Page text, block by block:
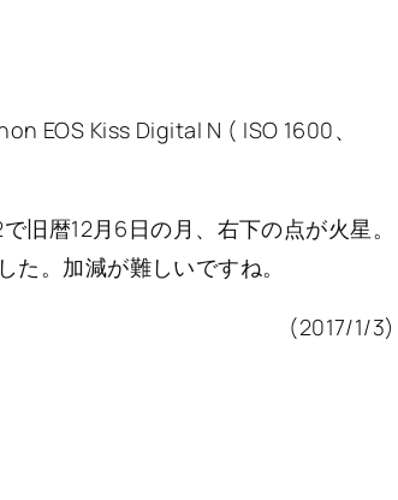
EOS Kiss Digital N ( ISO 1600、
旧暦12月6日の月、右下の点が火星。
。加減が難しいですね。
(2017/1/3)